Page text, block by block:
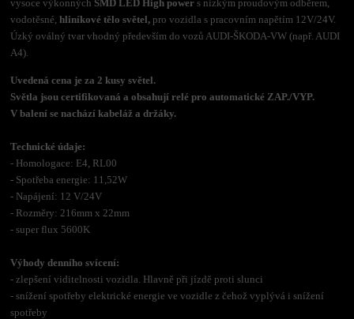
vysoce výkonnýchSMD LED High power s nízkým proudovým odběrem,
vodotěsné,hliníkové tělo světel, pro vozidla s pracovním napětím 12V/24V.
Úzký oválný tvar vhodný především do vozů AUDI-ŠKODA-VW (např. AUDI
A4).
Uvedená cena je za 2 kusy světel.
Světla jsou certifikovaná a obsahují relé pro automatické ZAP./VYP.
V balení se nachází kabeláž a držáky.
Technické údaje:
- Homologace: E4, RL00
- Spotřeba energie: 11,52W
- Napájení: 12 V/24V
- Rozměry: 216mm x 22mm
- super flux 5600K
Výhody denního svícení:
- zlepšení viditelnosti vozidla. Hlavně při jízdě proti slunci
- snížení spotřeby elektrické energie ve vozidle z čehož vyplývá i snížení
spotřeby